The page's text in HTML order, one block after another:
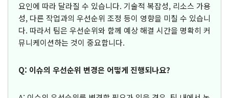
요인에 따라 달라질 수 있습니다. 기술적 복잡성, 리소스 가용
성, 다른 작업과의 우선순위 조정 등이 영향을 미칠 수 있습니
다. 따라서 팀은 우선순위와 함께 예상 해결 시간을 명확히 커
뮤니케이션하는 것이 중요합니다.
Q: 이슈의 우선순위 변경은 어떻게 진행되나요?